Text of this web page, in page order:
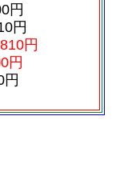
円
円
円
円
円